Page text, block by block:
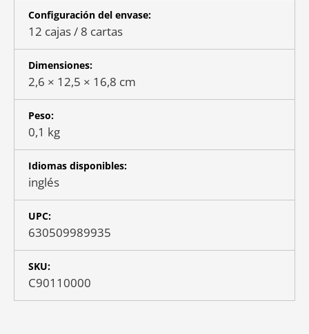
Configuración del envase:
12 cajas / 8 cartas
Dimensiones:
2,6 × 12,5 × 16,8 cm
Peso:
0,1 kg
Idiomas disponibles:
inglés
UPC:
630509989935
SKU:
C90110000